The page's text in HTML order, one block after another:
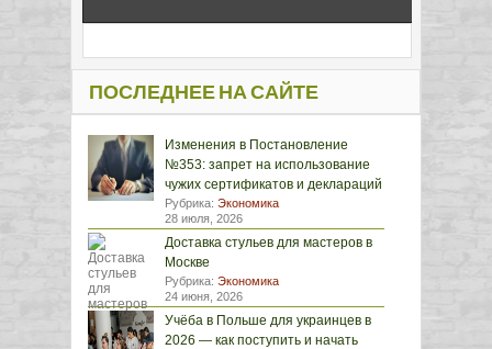
ПОСЛЕДНЕЕ НА САЙТЕ
Изменения в Постановление
№353: запрет на использование
чужих сертификатов и деклараций
Рубрика: Экономика
28 июля, 2026
Доставка стульев для мастеров в
Москве
Рубрика: Экономика
24 июня, 2026
Учёба в Польше для украинцев в
2026 — как поступить и начать